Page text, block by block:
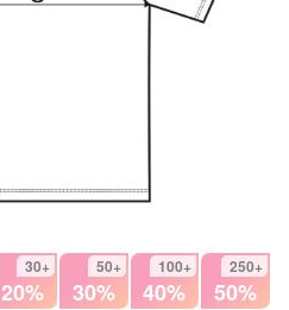
30+
20%
50+
30%
100+
40%
250+
50%